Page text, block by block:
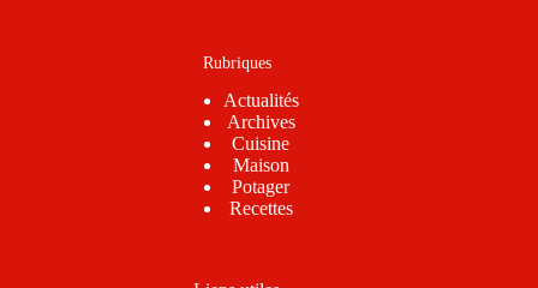
Rubriques
Actualités
Archives
Cuisine
Maison
Potager
Recettes